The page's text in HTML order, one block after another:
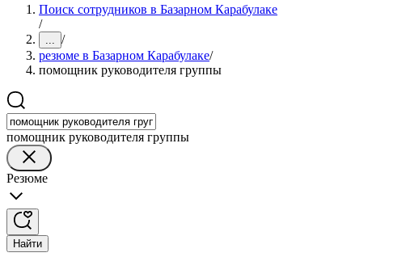
Поиск сотрудников в Базарном Карабулаке
/
... /
резюме в Базарном Карабулаке/
помощник руководителя группы
помощник руководителя группы
Резюме
Найти